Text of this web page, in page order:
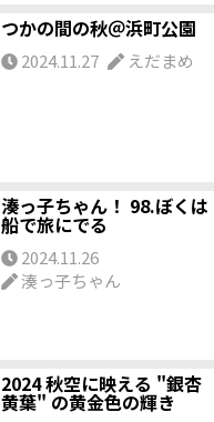
つかの間の秋＠浜町公園
2024.11.27 えだまめ
湊っ子ちゃん！ 98.ぼくは
船で旅にでる
2024.11.26
湊っ子ちゃん
2024 秋空に映える "銀杏
黄葉" の黄金色の輝き